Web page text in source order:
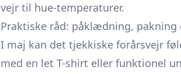
vejr til hue-temperaturer.
Praktiske råd: påklædning, pakning
I maj kan det tjekkiske forårsvejr
med en let T-shirt eller funktionel